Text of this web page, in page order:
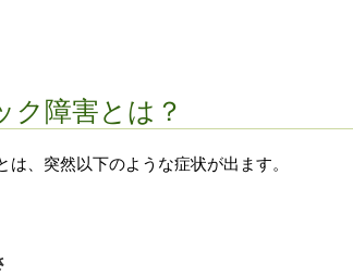
ク障害とは？
は、突然以下のような症状が出ます。